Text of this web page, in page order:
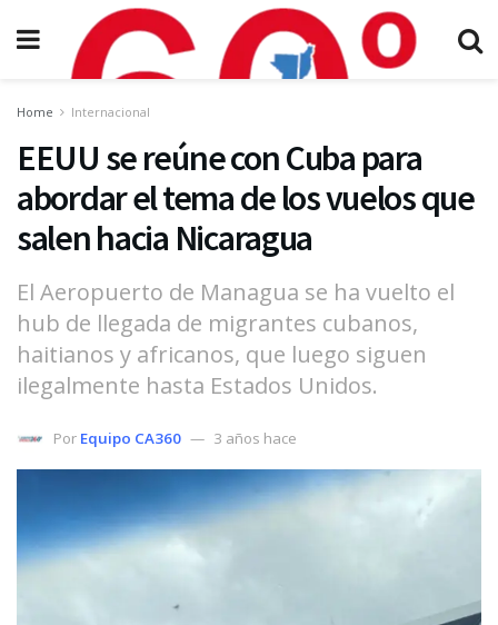
Home Internacional
EEUU se reúne con Cuba para
abordar el tema de los vuelos que
salen hacia Nicaragua
El Aeropuerto de Managua se ha vuelto el
hub de llegada de migrantes cubanos,
haitianos y africanos, que luego siguen
ilegalmente hasta Estados Unidos.
Por Equipo CA360 3 años hace